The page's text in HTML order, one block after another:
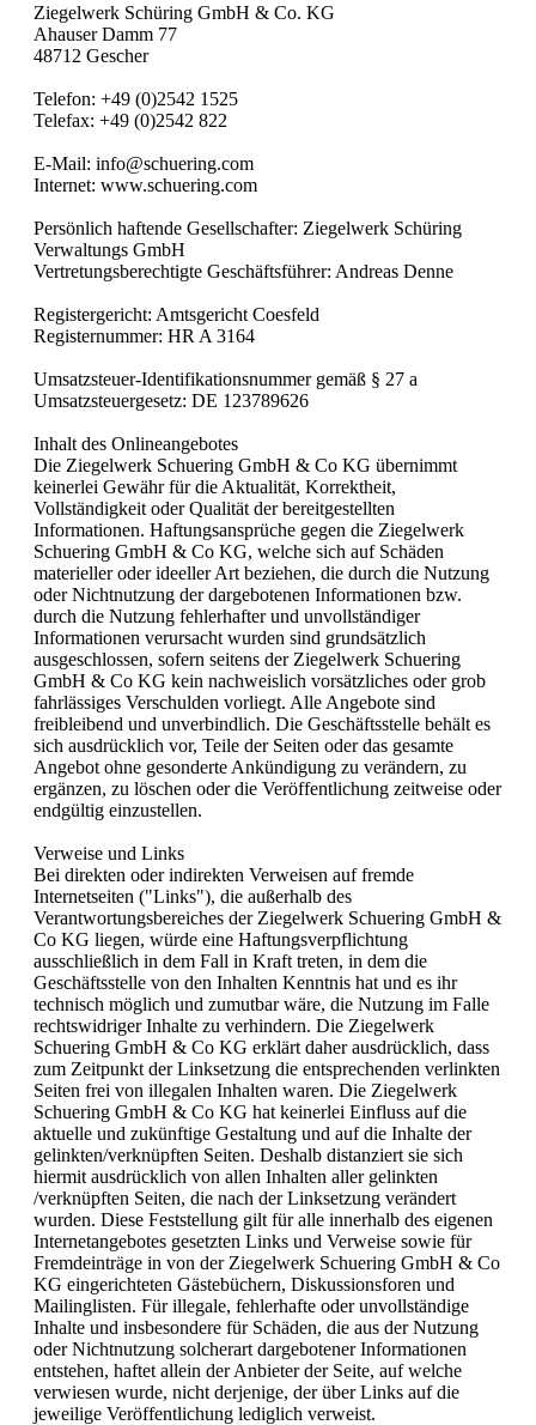
Ziegelwerk Schüring GmbH & Co. KG
Ahauser Damm 77
48712 Gescher
Telefon: +49 (0)2542 1525
Telefax: +49 (0)2542 822
E-Mail: info@schuering.com
Internet: www.schuering.com
Persönlich haftende Gesellschafter: Ziegelwerk Schüring
Verwaltungs GmbH
Vertretungsberechtigte Geschäftsführer: Andreas Denne
Registergericht: Amtsgericht Coesfeld
Registernummer: HR A 3164
Umsatzsteuer-Identifikationsnummer gemäß § 27 a
Umsatzsteuergesetz: DE 123789626
Inhalt des Onlineangebotes
Die Ziegelwerk Schuering GmbH & Co KG übernimmt
keinerlei Gewähr für die Aktualität, Korrektheit,
Vollständigkeit oder Qualität der bereitgestellten
Informationen. Haftungsansprüche gegen die Ziegelwerk
Schuering GmbH & Co KG, welche sich auf Schäden
materieller oder ideeller Art beziehen, die durch die Nutzung
oder Nichtnutzung der dargebotenen Informationen bzw.
durch die Nutzung fehlerhafter und unvollständiger
Informationen verursacht wurden sind grundsätzlich
ausgeschlossen, sofern seitens der Ziegelwerk Schuering
GmbH & Co KG kein nachweislich vorsätzliches oder grob
fahrlässiges Verschulden vorliegt. Alle Angebote sind
freibleibend und unverbindlich. Die Geschäftsstelle behält es
sich ausdrücklich vor, Teile der Seiten oder das gesamte
Angebot ohne gesonderte Ankündigung zu verändern, zu
ergänzen, zu löschen oder die Veröffentlichung zeitweise oder
endgültig einzustellen.
Verweise und Links
Bei direkten oder indirekten Verweisen auf fremde
Internetseiten ("Links"), die außerhalb des
Verantwortungsbereiches der Ziegelwerk Schuering GmbH &
Co KG liegen, würde eine Haftungsverpflichtung
ausschließlich in dem Fall in Kraft treten, in dem die
Geschäftsstelle von den Inhalten Kenntnis hat und es ihr
technisch möglich und zumutbar wäre, die Nutzung im Falle
rechtswidriger Inhalte zu verhindern. Die Ziegelwerk
Schuering GmbH & Co KG erklärt daher ausdrücklich, dass
zum Zeitpunkt der Linksetzung die entsprechenden verlinkten
Seiten frei von illegalen Inhalten waren. Die Ziegelwerk
Schuering GmbH & Co KG hat keinerlei Einfluss auf die
aktuelle und zukünftige Gestaltung und auf die Inhalte der
gelinkten/verknüpften Seiten. Deshalb distanziert sie sich
hiermit ausdrücklich von allen Inhalten aller gelinkten
/verknüpften Seiten, die nach der Linksetzung verändert
wurden. Diese Feststellung gilt für alle innerhalb des eigenen
Internetangebotes gesetzten Links und Verweise sowie für
Fremdeinträge in von der Ziegelwerk Schuering GmbH & Co
KG eingerichteten Gästebüchern, Diskussionsforen und
Mailinglisten. Für illegale, fehlerhafte oder unvollständige
Inhalte und insbesondere für Schäden, die aus der Nutzung
oder Nichtnutzung solcherart dargebotener Informationen
entstehen, haftet allein der Anbieter der Seite, auf welche
verwiesen wurde, nicht derjenige, der über Links auf die
jeweilige Veröffentlichung lediglich verweist.